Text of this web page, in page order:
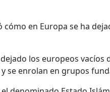
cómo en Europa se ha
los europeos
se enrolan en grupos